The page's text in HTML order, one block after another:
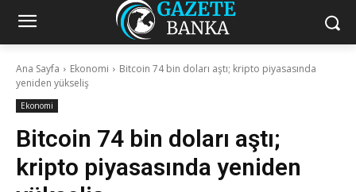
Ana Sayfa Ekonomi
Bitcoin 74 bin doları aştı; kripto piyasasında
yeniden yükseliş
Ekonomi
Bitcoin 74 bin doları aştı;
kripto piyasasında yeniden